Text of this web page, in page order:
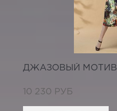
ДЖАЗОВЫЙ МОТИВ
10 230 РУБ